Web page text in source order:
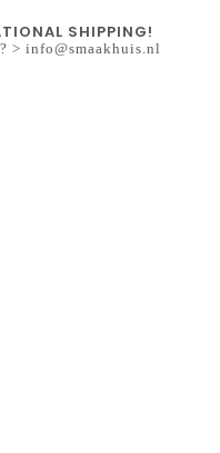
SHIPPING!
>info@smaakhuis.nl